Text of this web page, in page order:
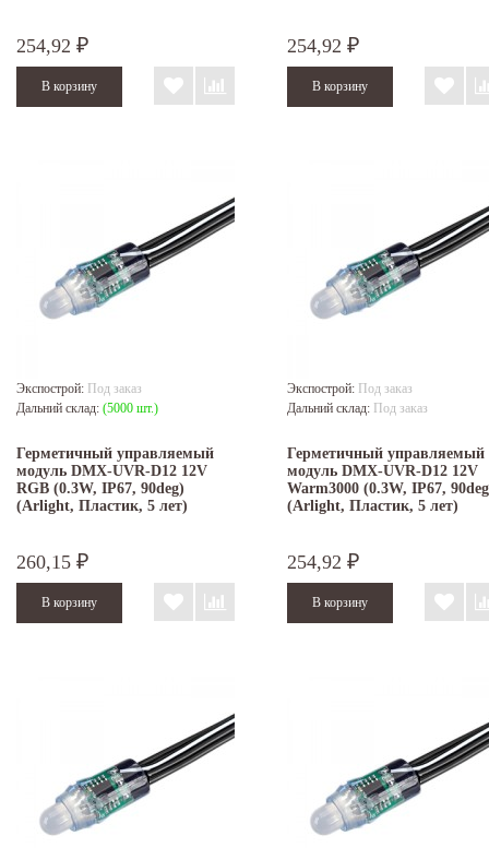
254,92 ₽ 254,92 ₽
Экспострой: Под заказ
Дальний склад: (5000 шт.)
Герметичный управляемый
модуль DMX-UVR-D12 12V
RGB (0.3W, IP67, 90deg)
(Arlight, Пластик, 5 лет)
260,15 ₽
Экспострой: Под заказ
Дальний склад: Под заказ
Герметичный управляемый
модуль DMX-UVR-D12 12V
Warm3000 (0.3W, IP67,
(Arlight, Пластик, 5 лет)
254,92 ₽